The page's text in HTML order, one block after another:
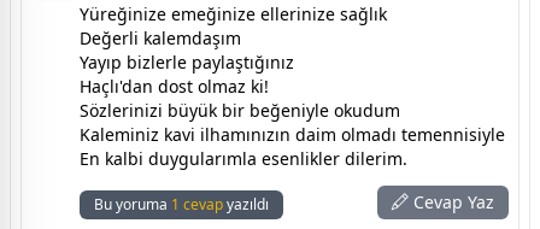
Yüreğinize emeğinize ellerinize sağlık
Değerli kalemdaşım
Yayıp bizlerle paylaştığınız
Haçlı'dan dost olmaz ki!
Sözlerinizi büyük bir beğeniyle okudum
Kaleminiz kavi ilhamınızın daim olmadı temennisiyle
En kalbi duygularımla esenlikler dilerim.
Bu yoruma 1 cevapyazıldı Cevap Yaz